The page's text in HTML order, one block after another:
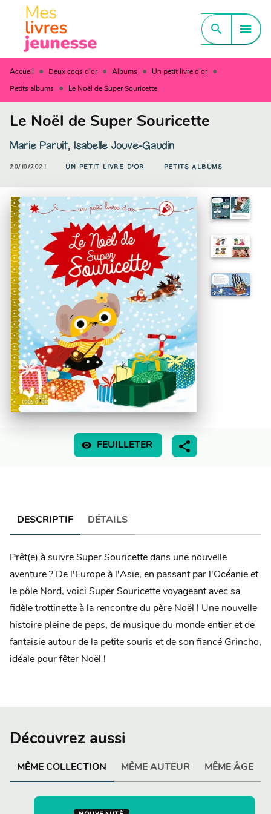
MENU CONTENU
PIED DE PAGE
search menu
Accueil • Deux coqs d'or • Albums • Un petit livre d'or •
Petits albums • Le Noël de Super Souricette
Le Noël de Super Souricette
Marie Paruit, Isabelle Jouve-Gaudin
20/10/2021 UN PETIT LIVRE D'OR PETITS ALBUMS
visibility FEUILLETER
DESCRIPTIF DÉTAILS
Prêt(e) à suivre Super Souricette dans une nouvelle
aventure ? De l'Europe à l'Asie, en passant par l'Océanie et
le pôle Nord, voici Super Souricette voyageant avec sa
fidèle trottinette à la rencontre du père Noël ! Une nouvelle
histoire pleine de peps, de musique du monde entier et de
fantaisie autour de la petite souris et de son fiancé Grincho,
idéale pour fêter Noël !
Découvrez aussi
MÊME COLLECTION MÊME AUTEUR MÊME ÂGE